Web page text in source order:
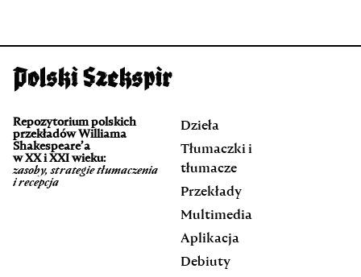
Repozytorium polskich
przekładów Williama
Shakespeare’a
w XX i XXI wieku:
zasoby, strategie tłumaczenia
i recepcja
Dzieła
Tłumaczki i
tłumacze
Przekłady
Multimedia
Aplikacja
Debiuty